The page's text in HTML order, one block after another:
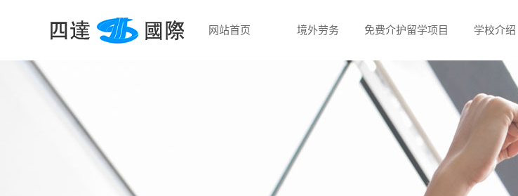
网站首页 境外劳务 免费介护留学项目 学校介绍